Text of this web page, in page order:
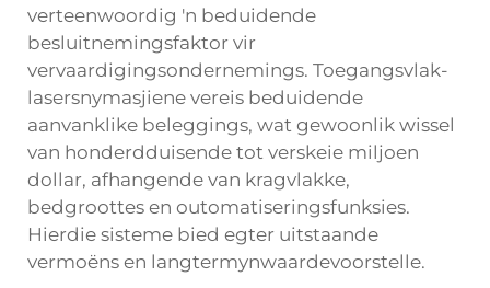
verteenwoordig 'n beduidende
besluitnemingsfaktor vir
vervaardigingsondernemings. Toegangsvlak-
lasersnymasjiene vereis beduidende
aanvanklike beleggings, wat gewoonlik wissel
van honderdduisende tot verskeie miljoen
dollar, afhangende van kragvlakke,
bedgroottes en outomatiseringsfunksies.
Hierdie sisteme bied egter uitstaande
vermoëns en langtermynwaardevoorstelle.